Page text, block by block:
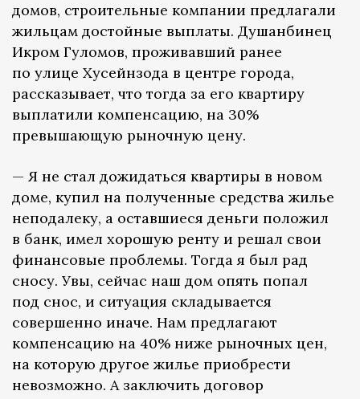
домов, строительные компании предлагали
жильцам достойные выплаты. Душанбинец
Икром Гуломов, проживавший ранее
по улице Хусейнзода в центре города,
рассказывает, что тогда за его квартиру
выплатили компенсацию, на 30%
превышающую рыночную цену.
— Я не стал дожидаться квартиры в новом
доме, купил на полученные средства жилье
неподалеку, а оставшиеся деньги положил
в банк, имел хорошую ренту и решал свои
финансовые проблемы. Тогда я был рад
сносу. Увы, сейчас наш дом опять попал
под снос, и ситуация складывается
совершенно иначе. Нам предлагают
компенсацию на 40% ниже рыночных цен,
на которую другое жилье приобрести
невозможно. А заключить договор